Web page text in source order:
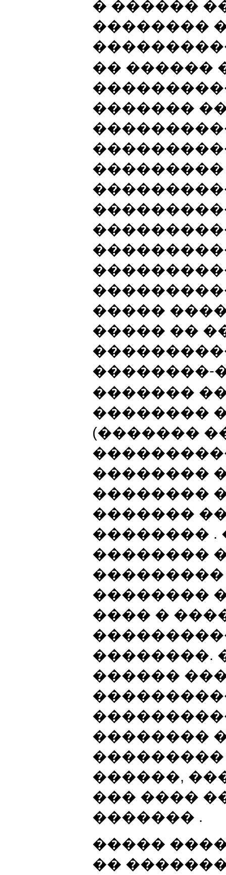
� ������
��������
�� ������
�������
���������
�����
����� ��
��������-
�������
��������
(�������
��������
��������
�������
�������� .
��������
��������
���� �
��������.
������
��������
������,
��� ����
������� .
�����
��